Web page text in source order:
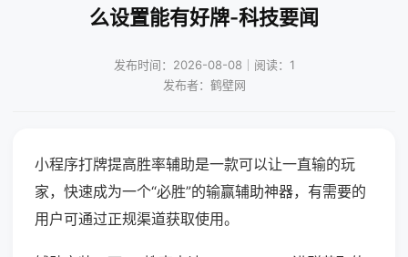
么设置能有好牌-科技要闻
发布时间：2026-08-08｜阅读：1
发布者：鹤壁网
小程序打牌提高胜率辅助是一款可以让一直输的玩
家，快速成为一个“必胜”的输赢辅助神器，有需要的
用户可通过正规渠道获取使用。